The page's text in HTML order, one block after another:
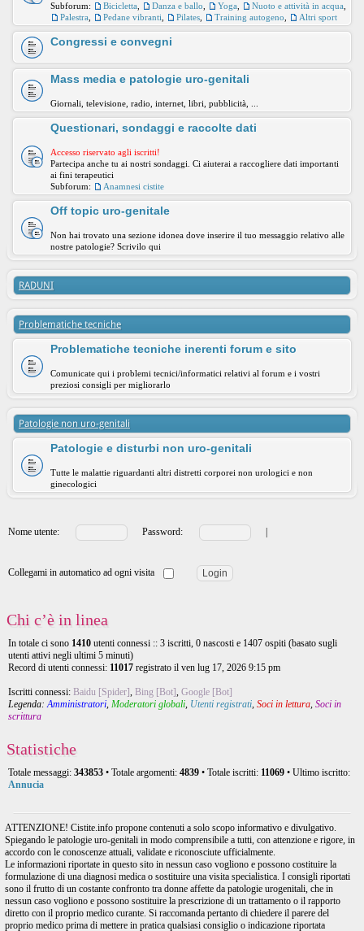
Subforum: Bicicletta Danza e ballo Yoga Nuoto e attività in acqua
Palestra
Pedane vibranti Pilates Training autogeno Altri sport
Congressi e convegni
Mass media e patologie uro-genitali
Giornali, televisione, radio, internet, libri, pubblicità, ...
Questionari, sondaggi e raccolte dati
Accesso riservato agli iscritti!
Partecipa anche tu ai nostri sondaggi. Ci aiuterai a raccogliere dati importanti
ai fini terapeutici
Subforum:
Anamnesi cistite
Off topic uro-genitale
Non hai trovato una sezione idonea dove inserire il tuo messaggio relativo alle
nostre patologie? Scrivilo qui
RADUNI
Problematiche tecniche
Problematiche tecniche inerenti forum e sito
Comunicate qui i problemi tecnici/informatici relativi al forum e i vostri
preziosi consigli per migliorarlo
Patologie non uro-genitali
Patologie e disturbi non uro-genitali
Tutte le malattie riguardanti altri distretti corporei non urologici e non
ginecologici
Nome utente: Password:
Collegami in automatico ad ogni visita
Chi c’è in linea
In totale ci sono 1410 utenti connessi :: 3 iscritti, 0 nascosti e 1407 ospiti (basato sugli
utenti attivi negli ultimi 5 minuti)
Record di utenti connessi: 11017 registrato il ven lug 17, 2026 9:15 pm
Iscritti connessi: Baidu [Spider], Bing [Bot], Google [Bot]
Legenda:Amministratori, Moderatori globali, Utenti registrati, Soci in lettura, Soci in
scrittura
Statistiche
Totale messaggi: 343853 • Totale argomenti: 4839 • Totale iscritti: 11069 • Ultimo iscritto:
Annucia
ATTENZIONE! Cistite.info propone contenuti a solo scopo informativo e divulgativo.
Spiegando le patologie uro-genitali in modo comprensibile a tutti, con attenzione e rigore, in
accordo con le conoscenze attuali, validate e riconosciute ufficialmente.
Le informazioni riportate in questo sito in nessun caso vogliono e possono costituire la
formulazione di una diagnosi medica o sostituire una visita specialistica. I consigli riportati
sono il frutto di un costante confronto tra donne affette da patologie urogenitali, che in
nessun caso vogliono e possono sostituire la prescrizione di un trattamento o il rapporto
diretto con il proprio medico curante. Si raccomanda pertanto di chiedere il parere del
proprio medico prima di mettere in pratica qualsiasi consiglio o indicazione riportata